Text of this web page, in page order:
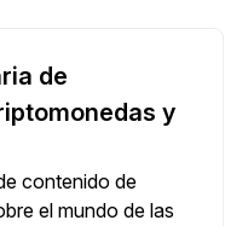
de
y
contenido de
el mundo de las